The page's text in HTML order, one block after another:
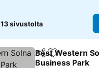
13 sivustolta
Jaa Lisää
Best Western
Business Park